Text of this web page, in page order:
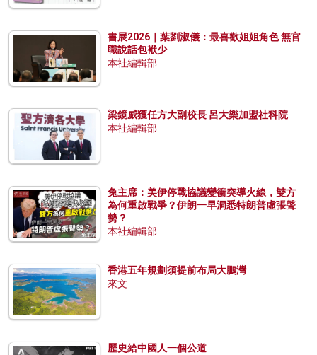
書展2026｜葉劉淑儀：最喜歡姐姐角色 無官
職說話包袱少
本社編輯部
梁鏡威獲任方大副校長 呂大樂加盟社科院
本社編輯部
兔主席：美伊停戰協議變衝突導火線，雙方
為何重啟戰爭？伊朗一早洞悉特朗普虛張聲
勢？
本社編輯部
香港五年規劃須提前布局大鵬灣
來文
歷史給中國人一個公道